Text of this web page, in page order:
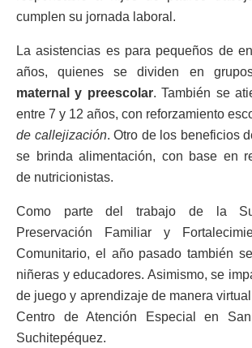
cumplen su jornada laboral.
La asistencias es para pequeños de
años, quienes se dividen en
maternal y preescolar. También se
entre 7 y 12 años, con reforzamiento
de callejización. Otro de los beneficios
se brinda alimentación, con base en
de nutricionistas.
Como parte del trabajo de la
Preservación Familiar y
Comunitario, el año pasado también
niñeras y educadores. Asimismo, se
de juego y aprendizaje de manera
Centro de Atención Especial en
Suchitepéquez.